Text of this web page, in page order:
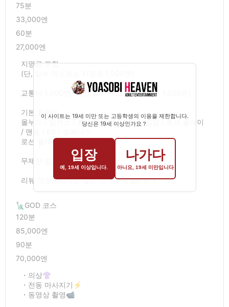
75분
33,000엔
60분
27,000엔
지명료 포함
(단, 일부 캐스트는 지명료 1,000엔)
교통비 1,000엔～(단, 일부 캐스트는 지명료 1,000엔)
기본 플레이
올누드 / 딥키스 / 혼욕 플레이 / 손가락 삽입 / 로션 플레이
/ 맨몸 / 69 / 생페니스
로션 플레이 / 맨몸 / 69 / 생 오럴섹스
무제한 발사 OK
리뷰 작성자에게는 일본 젓가락 증정(^▽^)
🗽GOD 코스
120분
85,000엔
90분
70,000엔
・의상👚
・전동 마사지기⚡
・동영상 촬영📹
이 사이트는 19세 미만 또는 고등학생의 이용을 제한합니다.
당신은 19세 이상인가요？
입장
예, 19세 이상입니다.
나가다
아니요, 19세 미만입니다